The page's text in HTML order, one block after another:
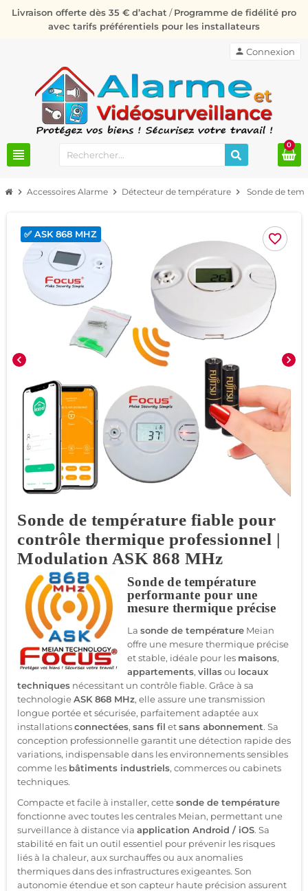
Livraison offerte dès 35 € d’achat /Programme de fidélité pro
avec tarifs préférentiels pour les installateurs
view_headline
person Connexion
0
chevron_right Accessoires Alarme chevron_right Détecteur de température chevron_right Sonde de
favorite_border
chevron_left chevron_right
✅ ASK 868 MHZ
Sonde de température fiable pour
contrôle thermique professionnel |
Modulation ASK 868 MHz
Sonde de température
performante pour une
mesure thermique précise
La sonde de température Meian
offre une mesure thermique précise
et stable, idéale pour les maisons,
appartements, villasou locaux
techniques nécessitant un contrôle fiable. Grâce à sa
technologieASK 868 MHz, elle assure une transmission
longue portée et sécurisée, parfaitement adaptée aux
installationsconnectées, sans fil etsans abonnement. Sa
conception professionnelle garantit une détection rapide des
variations, indispensable dans les environnements sensibles
comme les bâtiments industriels, commerces ou cabinets
techniques.
Compacte et facile à installer, cettesonde de température
fonctionne avec toutes les centrales Meian, permettant une
surveillance à distance via application Android / iOS. Sa
stabilité en fait un outil essentiel pour prévenir les risques
liés à la chaleur, aux surchauffes ou aux anomalies
thermiques dans des infrastructures exigeantes. Son
autonomie étendue et son capteur haute précision assurent